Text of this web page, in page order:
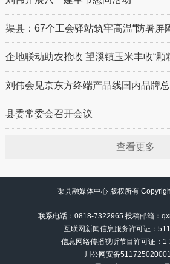
渠县：67个工会驿站筑牢高温“防暑屏
企地联动助农抢收 望溪镇玉米丰收“颗
刘伟会见京东方终端产品线国内品牌
县委常委会召开会议
查看更多
渠县融媒体中心 版权所有
联系电话：0818-7322965 投稿邮箱：
互联网新闻信息服务许可证：
信息网络传播视听节目许可证：
川公网安备